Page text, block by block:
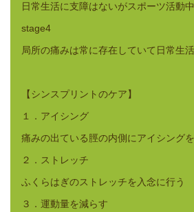
日常生活に支障はないがスポーツ活動
stage4
局所の痛みは常に存在していて日常生
【シンスプリントのケア】
１．アイシング
痛みの出ている脛の内側にアイシング
２．ストレッチ
ふくらはぎのストレッチを入念に行う
３．運動量を減らす